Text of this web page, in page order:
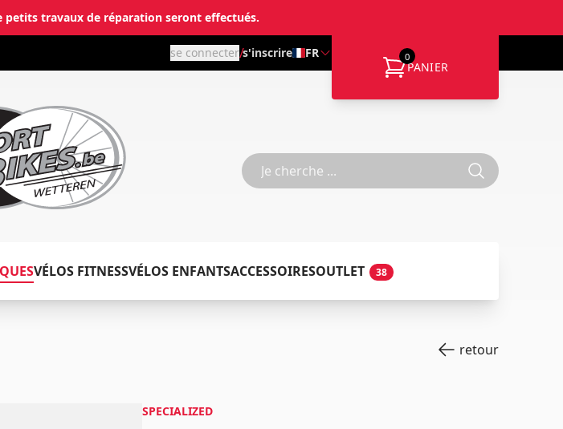
petits travaux de réparation seront effectués.
se connecter/s'inscrire FR 0
PANIER
VÉLOS FITNESSVÉLOS ENFANTSACCESSOIRESOUTLET 38
retour
SPECIALIZED